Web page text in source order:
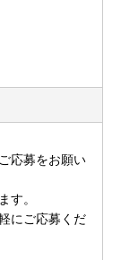
応募をお願い
す。
にご応募くだ